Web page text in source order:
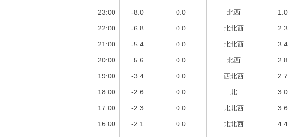
23:00 -8.0 0.0 北西 1.0
22:00 -6.8 0.0 北北西 2.3
21:00 -5.4 0.0 北北西 3.4
20:00 -5.6 0.0 北西 2.8
19:00 -3.4 0.0 西北西 2.7
18:00 -2.6 0.0 北 3.0
17:00 -2.3 0.0 北北西 3.6
16:00 -2.1 0.0 北北西 4.4